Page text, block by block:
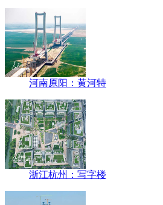
河南原阳：黄河特
浙江杭州：写字楼